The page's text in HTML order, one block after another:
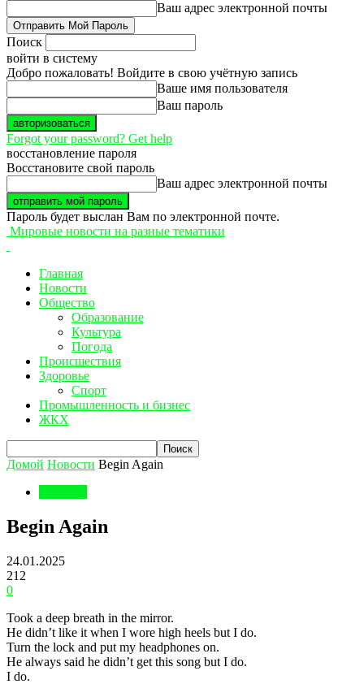
Ваш адрес электронной почты
Поиск
войти в систему
Добро пожаловать! Войдите в свою учётную запись
Ваше имя пользователя
Ваш пароль
Forgot your password? Get help
восстановление пароля
Восстановите свой пароль
Ваш адрес электронной почты
Пароль будет выслан Вам по электронной почте.
Мировые новости на разные тематики
Главная
Новости
Общество
Образование
Культура
Погода
Происшествия
Здоровье
Спорт
Промышленность и бизнес
ЖКХ
Домой Новости Begin Again
Begin Again
24.01.2025
212
0
Took a deep breath in the mirror.
He didn’t like it when I wore high heels but I do.
Turn the lock and put my headphones on.
He always said he didn’t get this song but I do.
I do.